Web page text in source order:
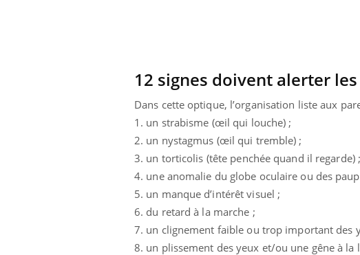
12 signes doivent alerter
Dans cette optique, l’organisation liste aux
1. un strabisme (œil qui louche) ;
2. un nystagmus (œil qui tremble) ;
3. un torticolis (tête penchée quand il regarde) ;
4. une anomalie du globe oculaire ou des
5. un manque d’intérêt visuel ;
6. du retard à la marche ;
7. un clignement faible ou trop important des
8. un plissement des yeux et/ou une gêne à la